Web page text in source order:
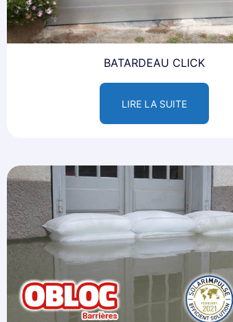
BATARDEAU CLICK
LIRE LA SUITE